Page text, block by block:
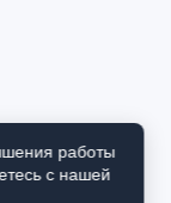
работы
с нашей